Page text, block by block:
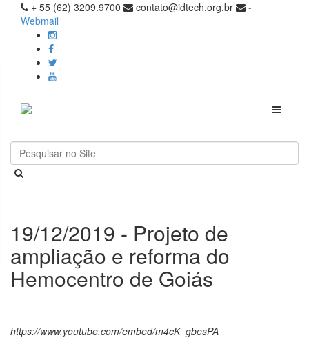
+ 55 (62) 3209.9700 contato@idtech.org.br
-
Webmail
Toggle
19/12/2019 - Projeto de
ampliação e reforma do
Hemocentro de Goiás
https://www.youtube.com/embed/m4cK_gbesPA